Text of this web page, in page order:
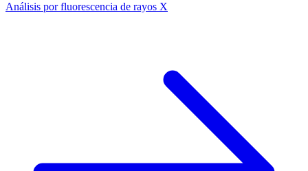
Análisis por fluorescencia de rayos X